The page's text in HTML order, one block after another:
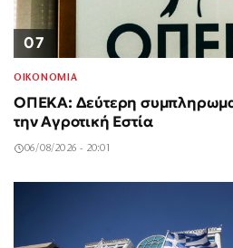
07
ΟΙΚΟΝΟΜΙΑ
ΟΠΕΚΑ: Δεύτερη
την Αγροτική Εστία
06/08/2026 - 20:01